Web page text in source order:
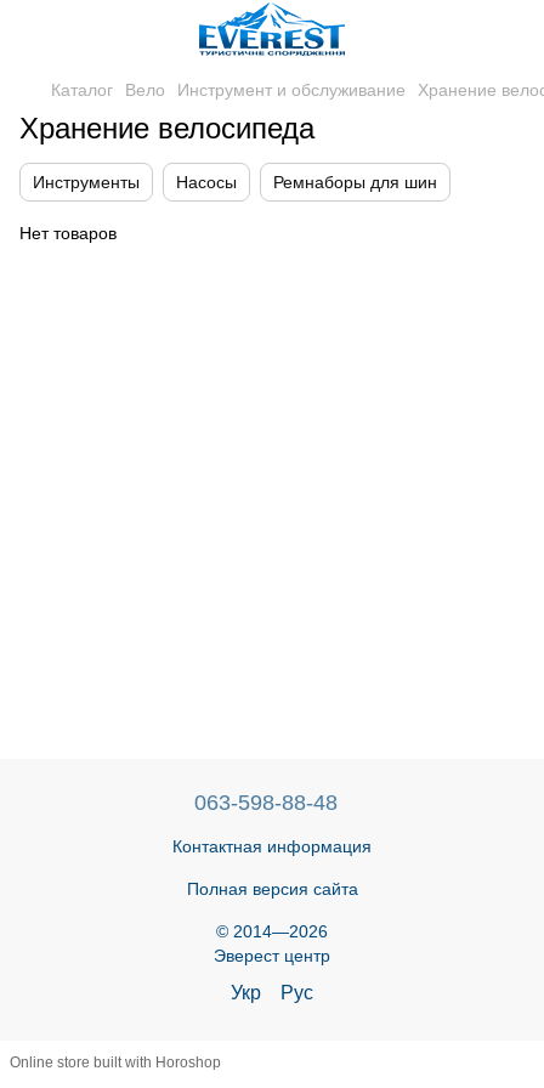
Каталог Вело Инструмент и обслуживание Хранение
Хранение велосипеда
Инструменты Насосы Ремнаборы для шин
Нет товаров
063-598-88-48
Контактная информация
Полная версия сайта
© 2014—2026
Эверест центр
Укр Рус
Online store built with Horoshop